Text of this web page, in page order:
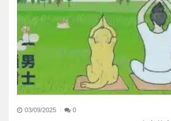
03/09/2025 0